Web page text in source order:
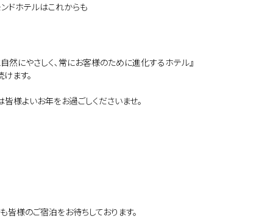
ンドホテルはこれからも
然にやさしく､常にお客様のために進化するホテル』
ます。
皆様よいお年をお過ごしくださいませ。
皆様のご宿泊をお待ちしております。